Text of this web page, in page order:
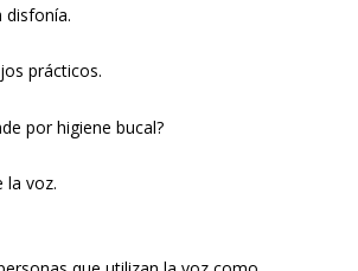
disfonía.
prácticos.
por higiene bucal?
la voz.